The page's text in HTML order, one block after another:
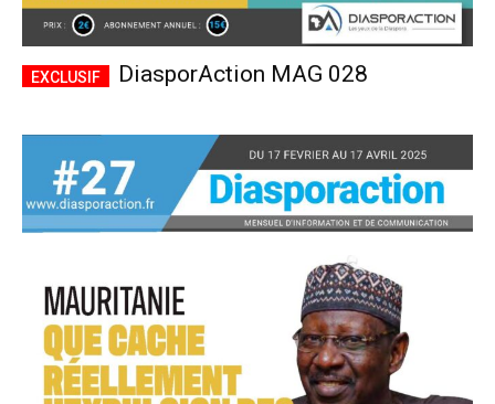
DiasporAction MAG 028